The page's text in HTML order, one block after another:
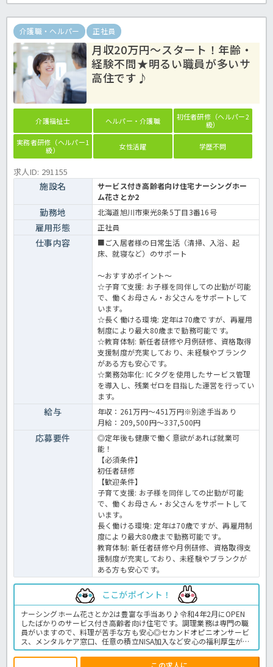
介護職・ヘルパー 正社員
月収20万円～スタート！年齢・
経験不問★明るい職員が多いサ
高住です♪
介護福祉士 ヘルパー・介護職
初任者研修（ヘルパー2
級）
実務者研修（ヘルパー1
級）
女性活躍 学歴不問
求人ID: 291155
施設名
サービス付き高齢者向け住宅ナーシングホー
ム花さとか2
勤務地 北海道旭川市東光8条5丁目3番16号
雇用形態 正社員
仕事内容
■ご入居者様の日常生活（清掃、入浴、起
床、就寝など）のサポート
～おすすめポイント～
☆子育て支援: お子様を同伴しての出勤が可能
で、働くお母さん・お父さんをサポートして
います。
☆長く働ける環境: 定年は70歳ですが、再雇用
制度により最大80歳まで勤務可能です。
☆教育体制: 新任者研修や月例研修、資格取得
支援制度が充実しており、未経験やブランク
がある方も安心です。
☆業務効率化: ICタグを使用したサービス管理
を導入し、残業ゼロを目指した運営を行ってい
ます。
給与
年収：261万円～451万円※別途手当あり
月給：209,500円～337,500円
応募要件
◎定年後も健康で働く意欲があれば就業可
能！
【必須条件】
初任者研修
【歓迎条件】
子育て支援: お子様を同伴しての出勤が可能
で、働くお母さん・お父さんをサポートして
います。
長く働ける環境: 定年は70歳ですが、再雇用制
度により最大80歳まで勤務可能です。
教育体制: 新任者研修や月例研修、資格取得支
援制度が充実しており、未経験やブランクが
ある方も安心です。
ここがポイント！
ナーシングホーム花さとか2は豊富な手当あり♪令和4年2月にOPEN
したばかりのサービス付き高齢者向け住宅です。調理業務は専門の職
員がいますので、料理が苦手な方も安心◎セカンドオピニオンサービ
ス、メンタルケア窓口、任意の積立NISA加入など安心の福利厚生が整
った法人です。初任者研修以上の資格をお持ちであれば、ブランクの
ある方はもちろん未経験の方でもご応募いただける求人☆まずはお気
この求人に